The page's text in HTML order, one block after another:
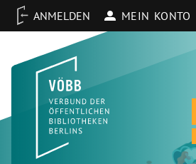
MEIN KONTO